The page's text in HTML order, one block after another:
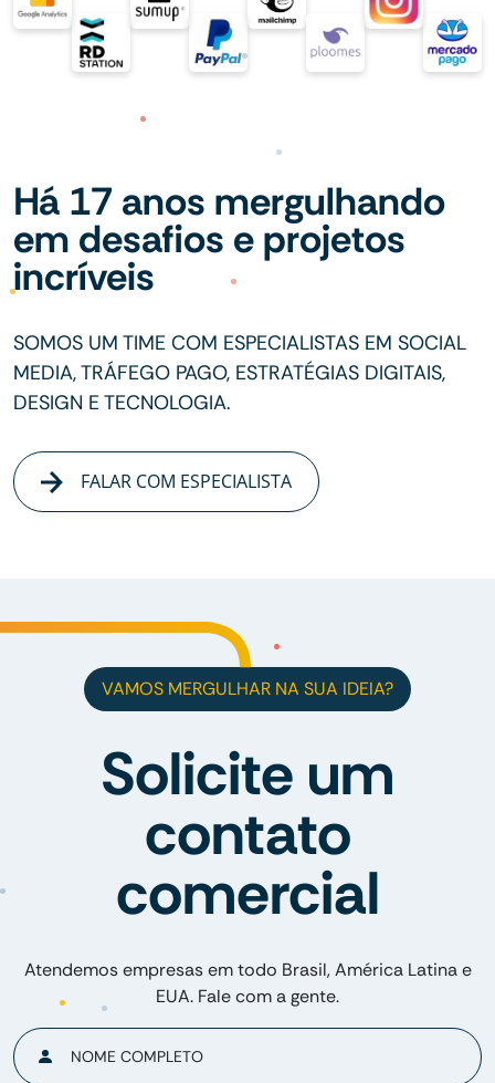
Há 17 anos mergulhando
em desafios e projetos
incríveis
SOMOS UM TIME COM ESPECIALISTAS EM SOCIAL
MEDIA, TRÁFEGO PAGO, ESTRATÉGIAS DIGITAIS,
DESIGN E TECNOLOGIA.
FALAR COM ESPECIALISTA
VAMOS MERGULHAR NA SUA IDEIA?
Solicite um
contato
comercial
Atendemos empresas em todo Brasil, América Latina e
EUA. Fale com a gente.
NOME COMPLETO